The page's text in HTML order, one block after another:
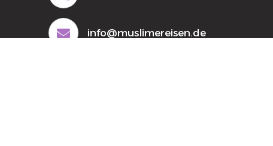
info@muslimereisen.de